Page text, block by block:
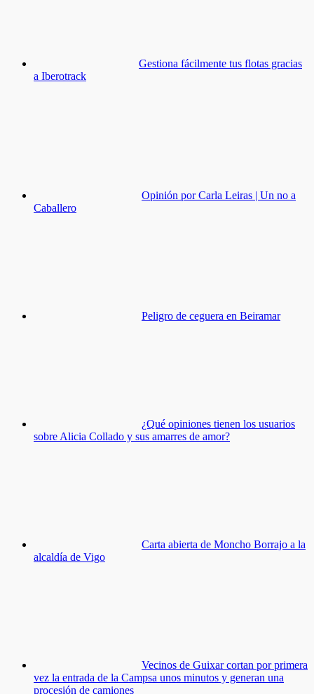
Gestiona fácilmente tus flotas gracias
a Iberotrack
Opinión por Carla Leiras | Un no a
Caballero
Peligro de ceguera en Beiramar
¿Qué opiniones tienen los usuarios
sobre Alicia Collado y sus amarres de amor?
Carta abierta de Moncho Borrajo a la
alcaldía de Vigo
Vecinos de Guixar cortan por primera
vez la entrada de la Campsa unos minutos y generan una
procesión de camiones